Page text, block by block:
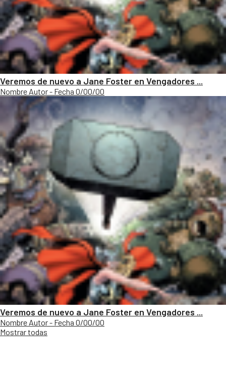
Veremos de nuevo a Jane Foster en Vengadores ...
Nombre Autor - Fecha 0/00/00
Veremos de nuevo a Jane Foster en Vengadores ...
Nombre Autor - Fecha 0/00/00
Mostrar todas